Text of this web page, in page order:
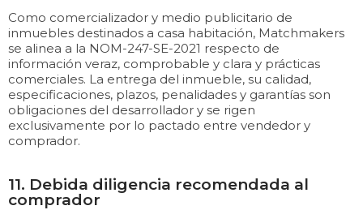
Como comercializador y medio publicitario de
inmuebles destinados a casa habitación, Matchmakers
se alinea a la NOM-247-SE-2021 respecto de
información veraz, comprobable y clara y prácticas
comerciales. La entrega del inmueble, su calidad,
especificaciones, plazos, penalidades y garantías son
obligaciones del desarrollador y se rigen
exclusivamente por lo pactado entre vendedor y
comprador.
11. Debida diligencia recomendada al
comprador